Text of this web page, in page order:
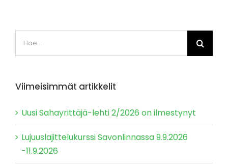
Viimeisimmät artikkelit
Uusi Sahayrittäjä-lehti 2/2026 on ilmestynyt
Lujuuslajittelukurssi Savonlinnassa 9.9.2026
-11.9.2026